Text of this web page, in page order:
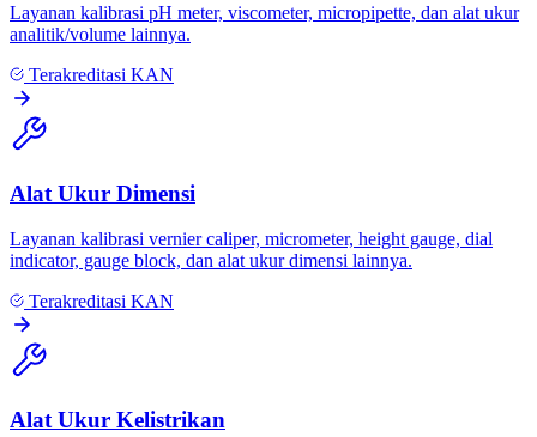
Layanan kalibrasi pH meter, viscometer, micropipette, dan alat ukur
analitik/volume lainnya.
Terakreditasi KAN
Alat Ukur Dimensi
Layanan kalibrasi vernier caliper, micrometer, height gauge, dial
indicator, gauge block, dan alat ukur dimensi lainnya.
Terakreditasi KAN
Alat Ukur Kelistrikan